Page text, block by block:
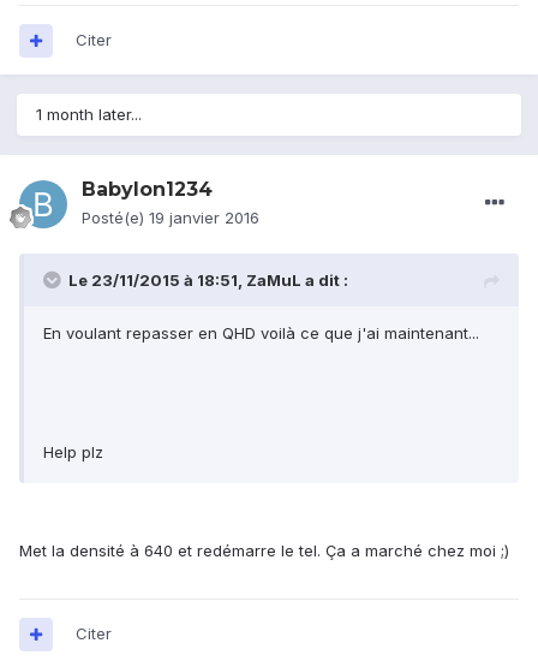
Citer
1 month later...
Babylon1234
Posté(e) 19 janvier 2016
Le 23/11/2015 à 18:51, ZaMuL a dit :
En voulant repasser en QHD voilà ce que j'ai maintenant...
Help plz
Met la densité à 640 et redémarre le tel. Ça a marché chez moi ;)
Citer